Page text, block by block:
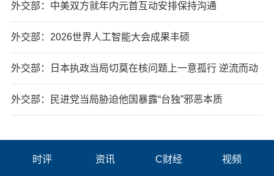
外交部：中美双方就年内元首互动安排保持沟通
外交部：2026世界人工智能大会成果丰硕
外交部：日本执政当局切莫在核问题上一意孤行 逆流而动
外交部：民进党当局胁迫他国暴露“台独”邪恶本质
时评 资讯 C财经 视频